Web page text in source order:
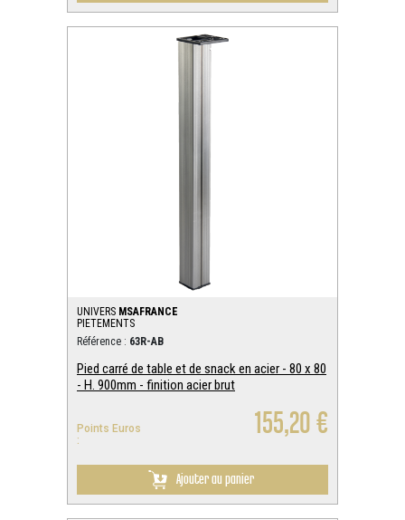
UNIVERS MSAFRANCE
PIETEMENTS
Référence : 63R-AB
Pied carré de table et de snack en acier - 80 x 80
- H. 900mm - finition acier brut
Points Euros
:
155,20 €
Ajouter au panier